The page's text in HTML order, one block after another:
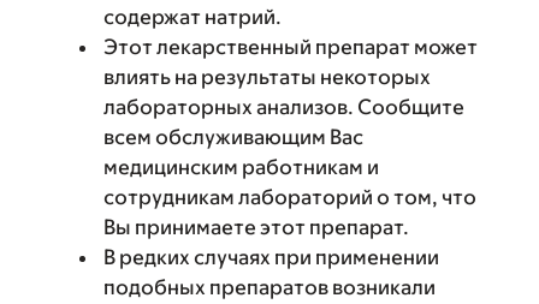
содержат натрий.
Этот лекарственный препарат может
влиять на результаты некоторых
лабораторных анализов. Сообщите
всем обслуживающим Вас
медицинским работникам и
сотрудникам лабораторий о том, что
Вы принимаете этот препарат.
В редких случаях при применении
подобных препаратов возникали